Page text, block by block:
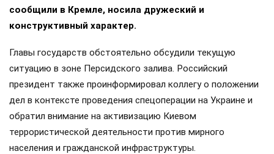
сообщили в Кремле, носила дружеский и
конструктивный характер.
Главы государств обстоятельно обсудили текущую
ситуацию в зоне Персидского залива. Российский
президент также проинформировал коллегу о положении
дел в контексте проведения спецоперации на Украине и
обратил внимание на активизацию Киевом
террористической деятельности против мирного
населения и гражданской инфраструктуры.